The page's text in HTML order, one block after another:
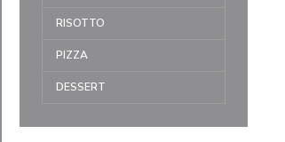
RISOTTO
PIZZA
DESSERT